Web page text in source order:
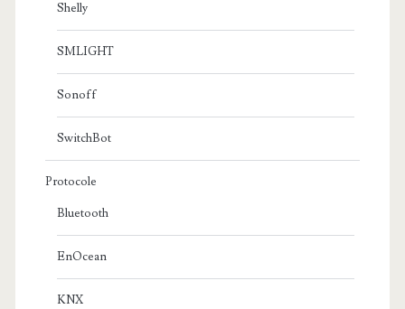
Shelly
SMLIGHT
Sonoff
SwitchBot
Protocole
Bluetooth
EnOcean
KNX